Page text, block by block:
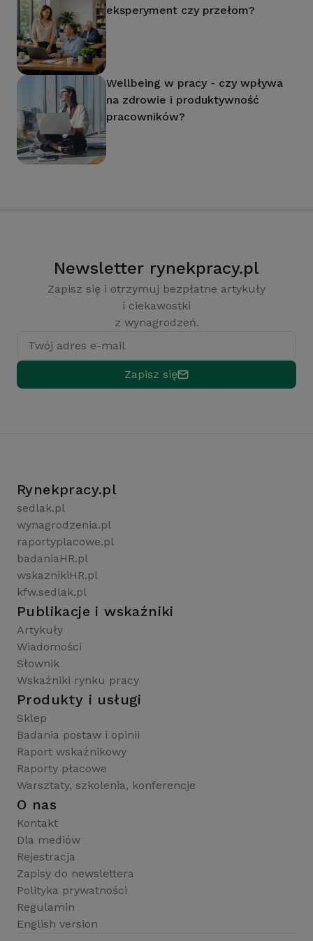
eksperyment czy przełom?
Wellbeing w pracy - czy wpływa
na zdrowie i produktywność
pracowników?
Newsletter rynekpracy.pl
Zapisz się i otrzymuj bezpłatne artykuły
i ciekawostki
z wynagrodzeń.
Twój adres e-mail
Zapisz się
Rynekpracy.pl
sedlak.pl
wynagrodzenia.pl
raportyplacowe.pl
badaniaHR.pl
wskaznikiHR.pl
kfw.sedlak.pl
Publikacje i wskaźniki
Artykuły
Wiadomości
Słownik
Wskaźniki rynku pracy
Produkty i usługi
Sklep
Badania postaw i opinii
Raport wskaźnikowy
Raporty płacowe
Warsztaty, szkolenia, konferencje
O nas
Kontakt
Dla mediów
Rejestracja
Zapisy do newslettera
Polityka prywatności
Regulamin
English version